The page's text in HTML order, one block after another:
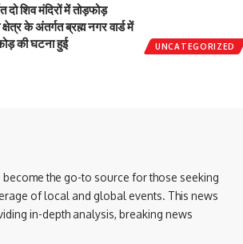
UNCATEGORIZED
दो शिव मंदिरों में तोड़फोड़
के अंतर्गत ब्रह्म नगर वार्ड में
की घटना हुई
become the go-to source for those seeking
of local and global events. This news
in-depth analysis, breaking news